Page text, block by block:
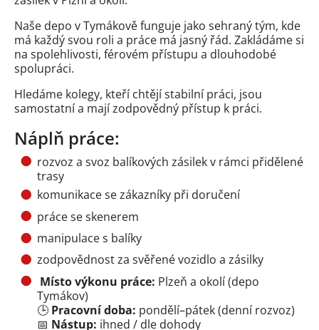
Naše depo v Tymákově funguje jako sehraný tým, kde
má každý svou roli a práce má jasný řád. Zakládáme si
na spolehlivosti, férovém přístupu a dlouhodobé
spolupráci.
Hledáme kolegy, kteří chtějí stabilní práci, jsou
samostatní a mají zodpovědný přístup k práci.
Náplň práce:
rozvoz a svoz balíkových zásilek v rámci přidělené
trasy
komunikace se zákazníky při doručení
práce se skenerem
manipulace s balíky
zodpovědnost za svěřené vozidlo a zásilky
Místo výkonu práce: Plzeň a okolí (depo
Tymákov)
🕒 Pracovní doba: pondělí–pátek (denní rozvoz)
📅 Nástup: ihned / dle dohody